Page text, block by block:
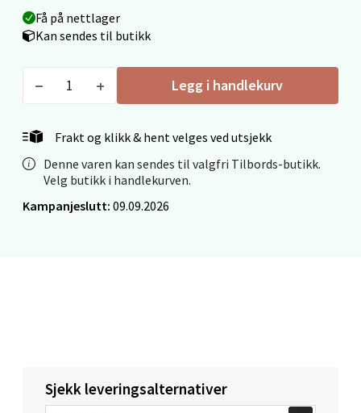
Få på nettlager
Kan sendes til butikk
Legg i handlekurv
Frakt og klikk & hent velges ved utsjekk
Denne varen kan sendes til valgfri Tilbords-butikk.
Velg butikk i handlekurven.
Kampanjeslutt: 09.09.2026
Sjekk leveringsalternativer
Mo i Rana - Thon Senter Mo i Rana
Fridtjof Nansensgate 22, 8622 Mo i Rana
Åpent i dag 09-19
0 i butikk
0 i butikk